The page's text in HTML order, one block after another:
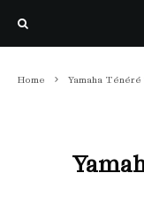
Home Yamaha Ténéré